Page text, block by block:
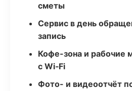
сметы
Сервис в день
запись
Кофе-зона и рабочие
с Wi‑Fi
Фото- и видеоотчёт